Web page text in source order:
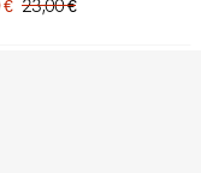
€ 23,00 €